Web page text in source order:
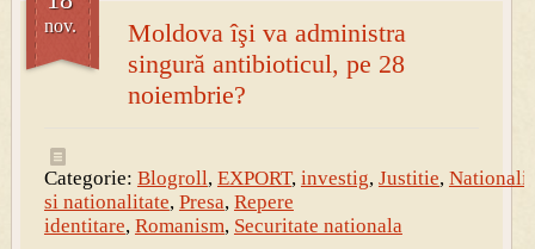
Moldova îşi va administra
singură antibioticul, pe 28
noiembrie?
nov.
Categorie: Blogroll, EXPORT, investig, Justitie,
si nationalitate, Presa, Repere
identitare, Romanism, Securitate nationala